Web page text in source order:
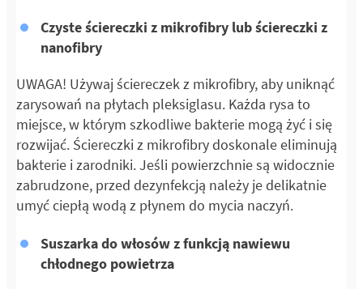
Czyste ściereczki z mikrofibry lub ściereczki z
nanofibry
UWAGA! Używaj ściereczek z mikrofibry, aby uniknąć
zarysowań na płytach pleksiglasu. Każda rysa to
miejsce, w którym szkodliwe bakterie mogą żyć i się
rozwijać. Ściereczki z mikrofibry doskonale eliminują
bakterie i zarodniki. Jeśli powierzchnie są widocznie
zabrudzone, przed dezynfekcją należy je delikatnie
umyć ciepłą wodą z płynem do mycia naczyń.
Suszarka do włosów z funkcją nawiewu
chłodnego powietrza